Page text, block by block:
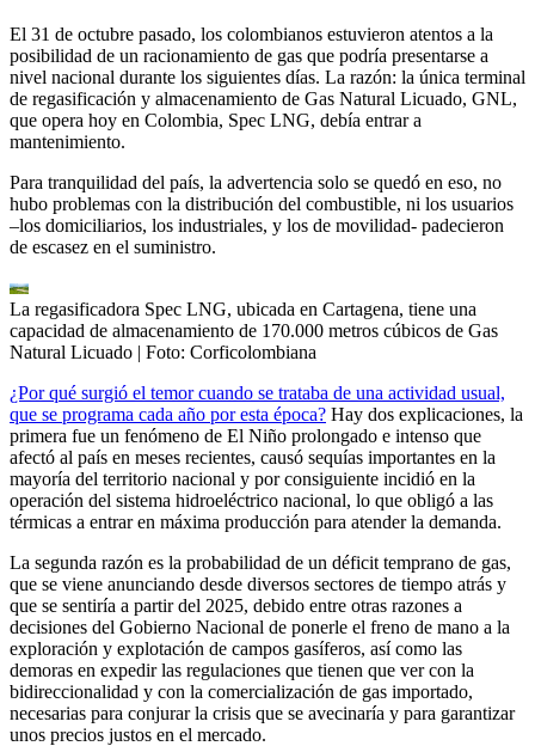
El 31 de octubre pasado, los colombianos estuvieron atentos a la
posibilidad de un racionamiento de gas que podría presentarse a
nivel nacional durante los siguientes días. La razón: la única terminal
de regasificación y almacenamiento de Gas Natural Licuado, GNL,
que opera hoy en Colombia, Spec LNG, debía entrar a
mantenimiento.
Para tranquilidad del país, la advertencia solo se quedó en eso, no
hubo problemas con la distribución del combustible, ni los usuarios
–los domiciliarios, los industriales, y los de movilidad- padecieron
de escasez en el suministro.
La regasificadora Spec LNG, ubicada en Cartagena, tiene una
capacidad de almacenamiento de 170.000 metros cúbicos de Gas
Natural Licuado | Foto: Corficolombiana
¿Por qué surgió el temor cuando se trataba de una actividad usual,
que se programa cada año por esta época? Hay dos explicaciones, la
primera fue un fenómeno de El Niño prolongado e intenso que
afectó al país en meses recientes, causó sequías importantes en la
mayoría del territorio nacional y por consiguiente incidió en la
operación del sistema hidroeléctrico nacional, lo que obligó a las
térmicas a entrar en máxima producción para atender la demanda.
La segunda razón es la probabilidad de un déficit temprano de gas,
que se viene anunciando desde diversos sectores de tiempo atrás y
que se sentiría a partir del 2025, debido entre otras razones a
decisiones del Gobierno Nacional de ponerle el freno de mano a la
exploración y explotación de campos gasíferos, así como las
demoras en expedir las regulaciones que tienen que ver con la
bidireccionalidad y con la comercialización de gas importado,
necesarias para conjurar la crisis que se avecinaría y para garantizar
unos precios justos en el mercado.